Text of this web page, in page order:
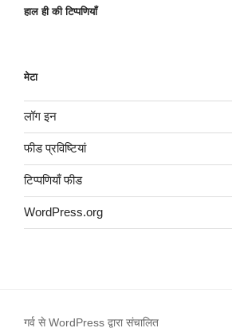
हाल ही की टिप्पणियाँ
मेटा
लॉग इन
फीड प्रविष्टियां
टिप्पणियाँ फीड
WordPress.org
गर्व से WordPress द्वारा संचालित